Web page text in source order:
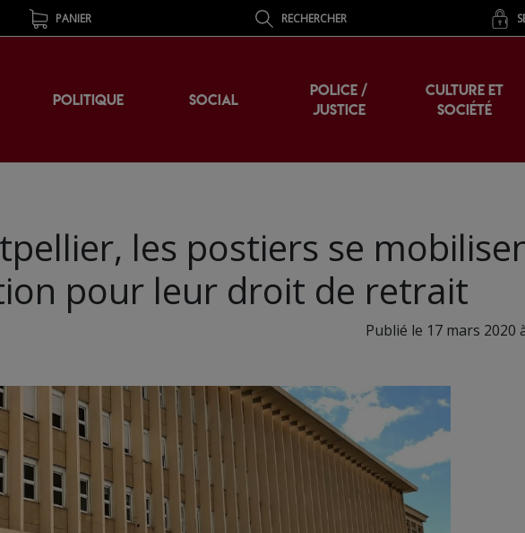
PANIER RECHERCHER
POLITIQUE SOCIAL
POLICE /
JUSTICE
CULTURE ET
SOCIÉTÉ
les postiers se
pour leur droit de retrait
Publié le 17 mars 2020